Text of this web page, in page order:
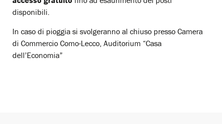
disponibili.
In caso di pioggia si svolgeranno al chiuso presso Camera
di Commercio Como-Lecco, Auditorium “Casa
dell’Economia”